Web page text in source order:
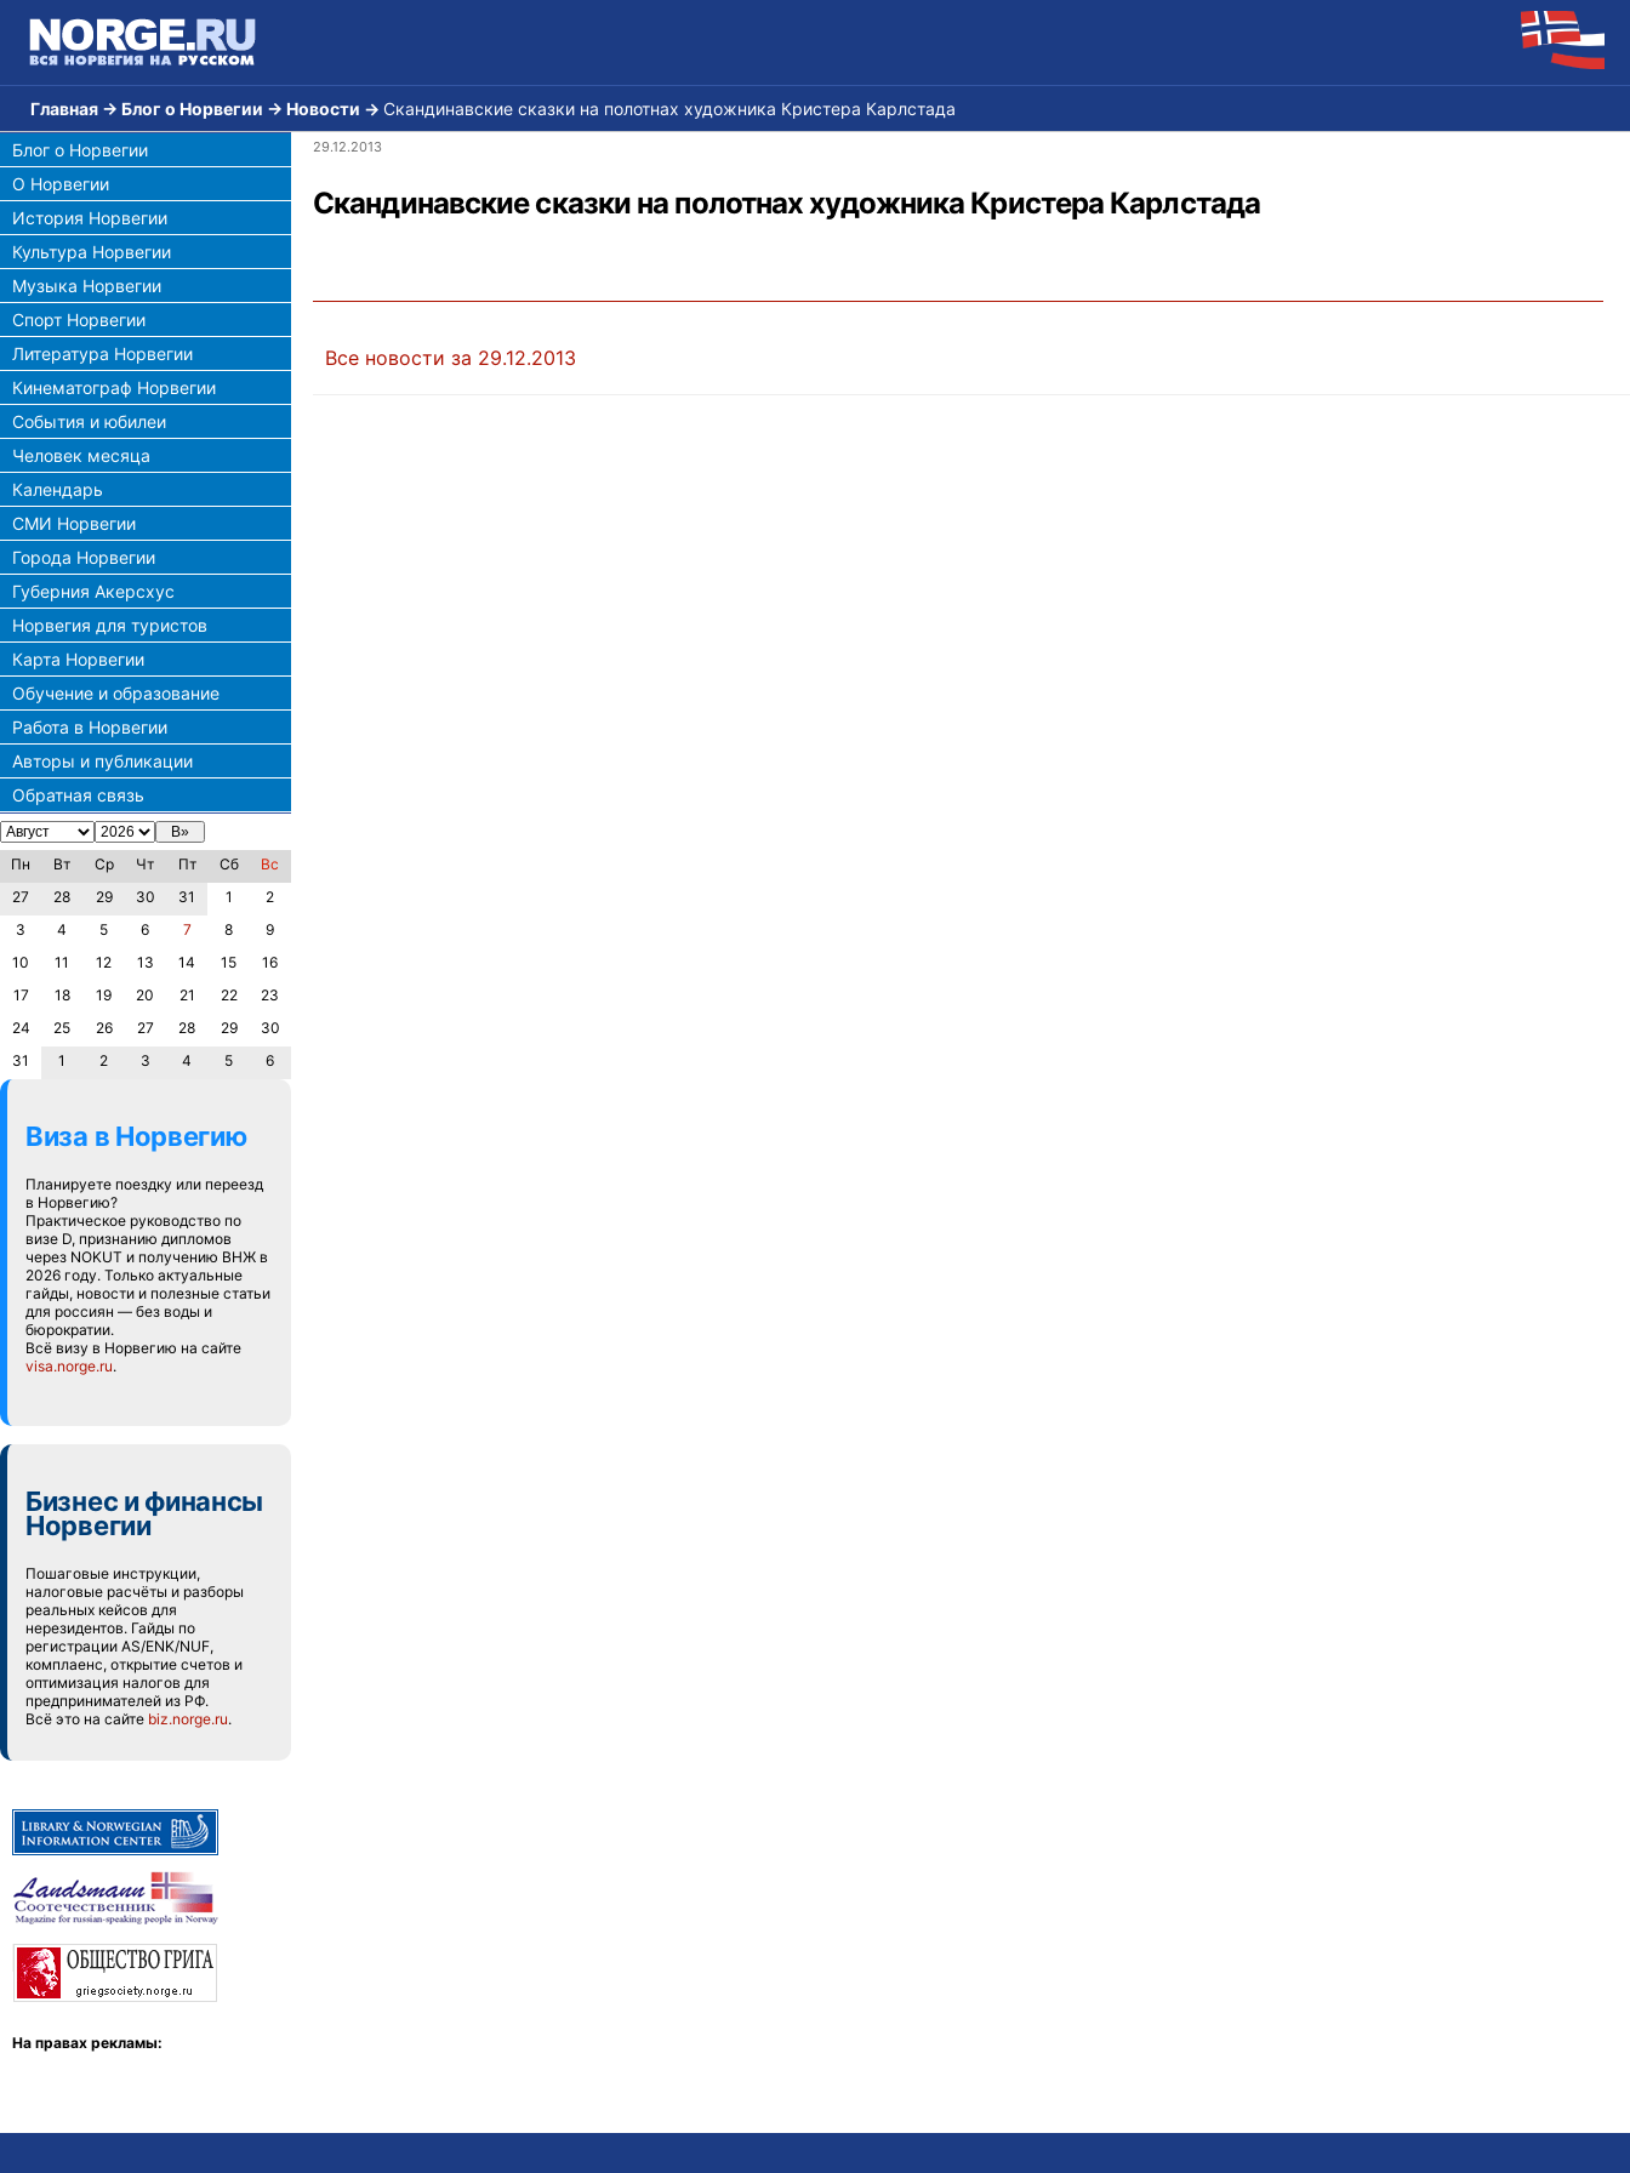
Главная → Блог о Норвегии → Новости → Скандинавские сказки на полотнах художника Кристера Карлстада
Блог о Норвегии
О Норвегии
История Норвегии
Культура Норвегии
Музыка Норвегии
Спорт Норвегии
Литература Норвегии
Кинематограф Норвегии
События и юбилеи
Человек месяца
Календарь
СМИ Норвегии
Города Норвегии
Губерния Акерсхус
Норвегия для туристов
Карта Норвегии
Обучение и образование
Работа в Норвегии
Авторы и публикации
Обратная связь
Пн Вт Ср Чт Пт Сб
Вс
27
28 29 30 31 1
2
3
4 5 6 7 8
9
10
11 12 13 14 15
16
17
18 19 20 21 22
23
24
25 26 27 28 29
30
31
1 2 3 4 5 6
Виза в Норвегию
Планируете поездку или переезд
в Норвегию?
Практическое руководство по
визе D, признанию дипломов
через NOKUT и получению ВНЖ в
2026 году. Только актуальные
гайды, новости и полезные статьи
для россиян — без воды и
бюрократии.
Всё визу в Норвегию на сайте
visa.norge.ru.
Бизнес и финансы
Норвегии
Пошаговые инструкции,
налоговые расчёты и разборы
реальных кейсов для
нерезидентов. Гайды по
регистрации AS/ENK/NUF,
комплаенс, открытие счетов и
оптимизация налогов для
предпринимателей из РФ.
Всё это на сайте biz.norge.ru.
На правах рекламы:
29.12.2013
Скандинавские сказки на полотнах художника Кристера Карлстада
Все новости за 29.12.2013